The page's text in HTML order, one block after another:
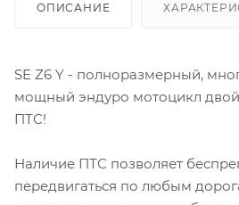
ОПИСАНИЕ
SE Z6 Y - полноразмерный,
мощный эндуро мотоцикл
ПТС!
Наличие ПТС позволяет
передвигаться по любым